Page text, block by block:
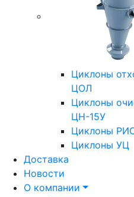
Циклоны
ЦОЛ
Циклоны
ЦН-15У
Циклоны
Циклоны УЦ
Доставка
Новости
О компании